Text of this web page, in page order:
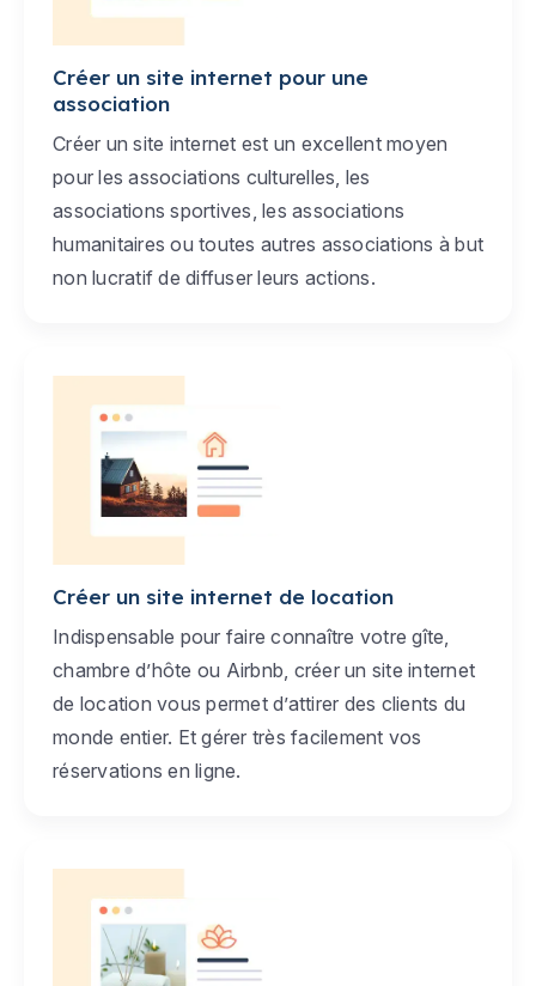
Créer un site internet pour une
association
Créer un site internet est un excellent moyen
pour les associations culturelles, les
associations sportives, les associations
humanitaires ou toutes autres associations à but
non lucratif de diffuser leurs actions.
Créer un site internet de location
Indispensable pour faire connaître votre gîte,
chambre d’hôte ou Airbnb, créer un site internet
de location vous permet d’attirer des clients du
monde entier. Et gérer très facilement vos
réservations en ligne.